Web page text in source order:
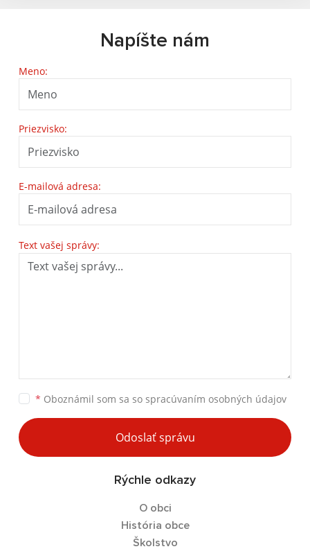
Napíšte nám
Meno:
Priezvisko:
E-mailová adresa:
Text vašej správy:
* Oboznámil som sa so spracúvaním osobných údajov
Odoslať správu
Rýchle odkazy
O obci
História obce
Školstvo